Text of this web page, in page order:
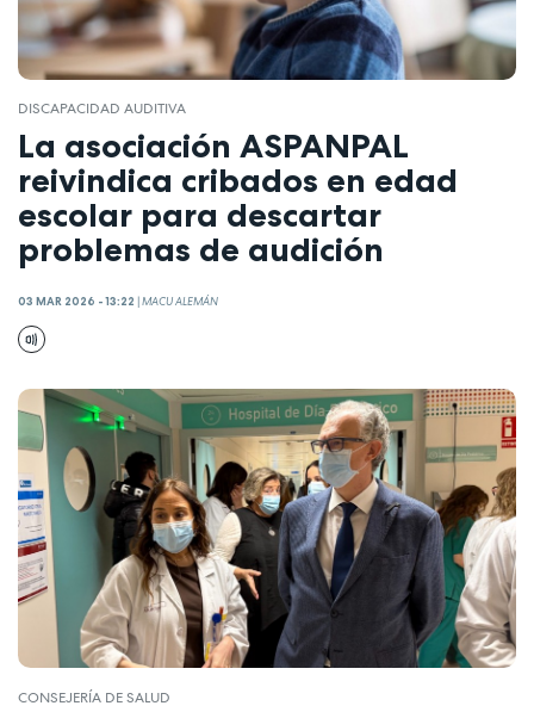
DISCAPACIDAD AUDITIVA
La asociación ASPANPAL
reivindica cribados en edad
escolar para descartar
problemas de audición
03 MAR 2026 - 13:22 |MACU ALEMÁN
CONSEJERÍA DE SALUD